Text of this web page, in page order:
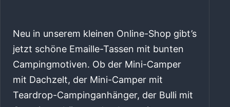
Neu in unserem kleinen Online-Shop gibt’s
jetzt schöne Emaille-Tassen mit bunten
Campingmotiven. Ob der Mini-Camper
mit Dachzelt, der Mini-Camper mit
Teardrop-Campinganhänger, der Bulli mit